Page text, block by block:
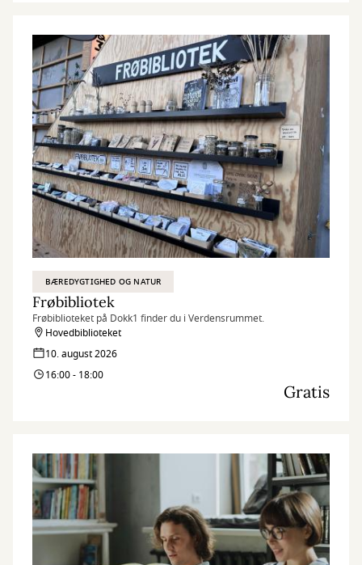
BÆREDYGTIGHED OG NATUR
Frøbibliotek
Frøbiblioteket på Dokk1 finder du i Verdensrummet.
Hovedbiblioteket
10. august 2026
16:00 - 18:00
Gratis